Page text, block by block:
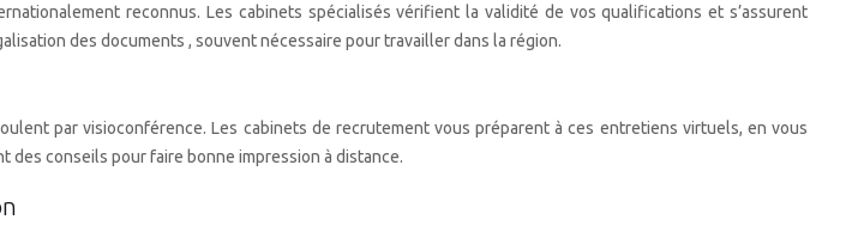
reconnus. Les cabinets spécialisés vérifient la validité de vos qualifications et s’assurent
des documents , souvent nécessaire pour travailler dans la région.
par visioconférence. Les cabinets de recrutement vous préparent à ces entretiens virtuels, en vous
des conseils pour faire bonne impression à distance.